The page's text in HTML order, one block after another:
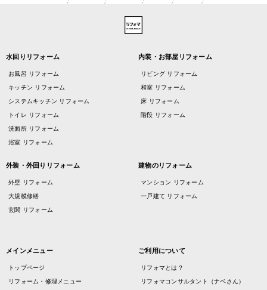
水回りリフォーム
お風呂 リフォーム
キッチン リフォーム
システムキッチン リフォーム
トイレ リフォーム
洗面所 リフォーム
浴室 リフォーム
内装・お部屋リフォーム
リビング リフォーム
和室 リフォーム
床 リフォーム
階段 リフォーム
外装・外回りリフォーム
外壁 リフォーム
大規模修繕
玄関 リフォーム
建物のリフォーム
マンション リフォーム
一戸建て リフォーム
メインメニュー
トップページ
リフォーム・修理メニュー
ご利用について
リフォマとは？
リフォマコンサルタント（ナベさん）